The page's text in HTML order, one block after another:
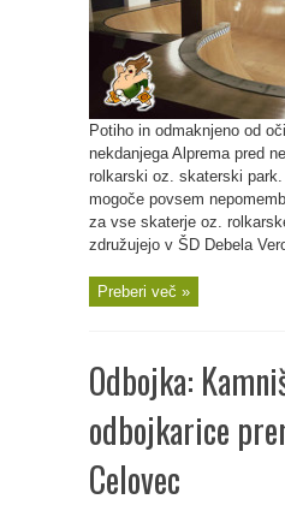
Potiho in odmaknjeno od
nekdanjega Alprema pred
rolkarski oz. skaterski
mogoče povsem
za vse skaterje oz.
združujejo v ŠD Debela
Preberi več »
Odbojka:
odbojkarice
Celovec